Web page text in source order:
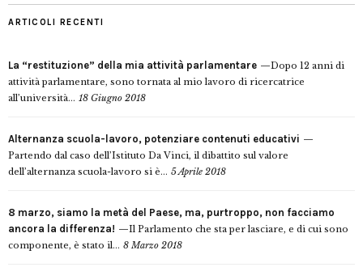
ARTICOLI RECENTI
La “restituzione” della mia attività parlamentare
Dopo 12 anni di
attività parlamentare, sono tornata al mio lavoro di ricercatrice
all’università... 18 Giugno 2018
Alternanza scuola-lavoro, potenziare contenuti educativi
Partendo dal caso dell’Istituto Da Vinci, il dibattito sul valore
dell’alternanza scuola-lavoro si è... 5 Aprile 2018
8 marzo, siamo la metà del Paese, ma, purtroppo, non facciamo
ancora la differenza!
Il Parlamento che sta per lasciare, e di cui sono
componente, è stato il... 8 Marzo 2018